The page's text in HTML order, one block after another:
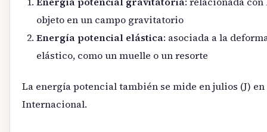
objeto en un campo gravitatorio
Energía potencial elástica: asociada a la
elástico, como un muelle o un resorte
La energía potencial también se mide en julios (J) en
Internacional.